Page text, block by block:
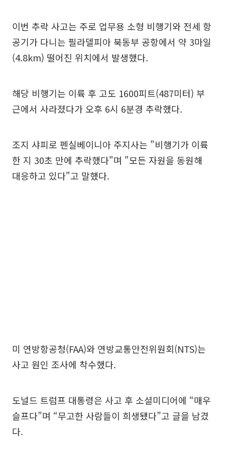
이번 추락 사고는 주로 업무용 소형 비행기와 전세 항
공기가 다니는 필라델피아 북동부 공항에서 약 3마일
(4.8km) 떨어진 위치에서 발생했다.
해당 비행기는 이륙 후 고도 1600피트(487미터) 부
근에서 사라졌다가 오후 6시 6분경 추락했다.
조지 샤피로 펜실베이니아 주지사는 "비행기가 이륙
한 지 30초 만에 추락했다"며 "모든 자원을 동원해
대응하고 있다"고 말했다.
미 연방항공청(FAA)와 연방교통안전위원회(NTS)는
사고 원인 조사에 착수했다.
도널드 트럼프 대통령은 사고 후 소셜미디어에 “매우
슬프다”며 “무고한 사람들이 희생됐다”고 글을 남겼
다.